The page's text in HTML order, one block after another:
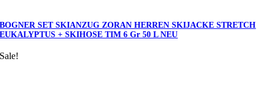
BOGNER SET SKIANZUG ZORAN HERREN SKIJACKE STRETCH
EUKALYPTUS + SKIHOSE TIM 6 Gr 50 L NEU
Sale!